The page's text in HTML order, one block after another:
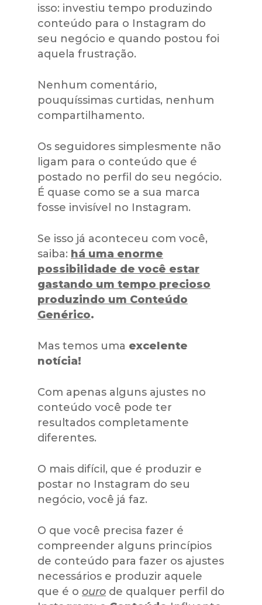
isso: investiu tempo produzindo
conteúdo para o Instagram do
seu negócio e quando postou foi
aquela frustração.
Nenhum comentário,
pouquíssimas curtidas, nenhum
compartilhamento.
Os seguidores simplesmente não
ligam para o conteúdo que é
postado no perfil do seu negócio.
É quase como se a sua marca
fosse invisível no Instagram.
Se isso já aconteceu com você,
saiba: há uma enorme
possibilidade de você estar
gastando um tempo precioso
produzindo um Conteúdo
Genérico.
Mas temos uma excelente
notícia!
Com apenas alguns ajustes no
conteúdo você pode ter
resultados completamente
diferentes.
O mais difícil, que é produzir e
postar no Instagram do seu
negócio, você já faz.
O que você precisa fazer é
compreender alguns princípios
de conteúdo para fazer os ajustes
necessários e produzir aquele
que é o ouro de qualquer perfil do